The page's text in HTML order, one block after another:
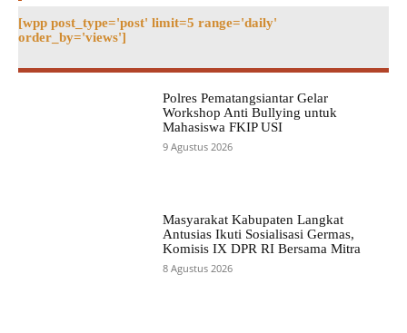
[wpp post_type='post' limit=5 range='daily'
order_by='views']
Polres Pematangsiantar Gelar
Workshop Anti Bullying untuk
Mahasiswa FKIP USI
9 Agustus 2026
Masyarakat Kabupaten Langkat
Antusias Ikuti Sosialisasi Germas,
Komisis IX DPR RI Bersama Mitra
8 Agustus 2026